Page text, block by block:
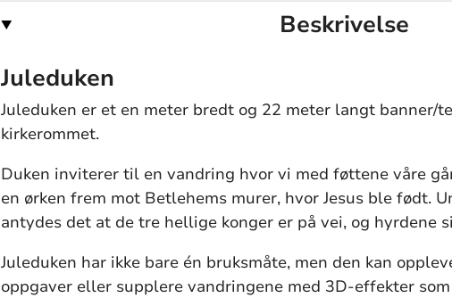
Beskrivelse
Juleduken
Juleduken er et en meter bredt og 22 meter langt banner/
kirkerommet.
Duken inviterer til en vandring hvor vi med føttene våre
en ørken frem mot Betlehems murer, hvor Jesus ble født.
antydes det at de tre hellige konger er på vei, og hyrdene
Juleduken har ikke bare én bruksmåte, men den kan
oppgaver eller supplere vandringene med 3D-effekter